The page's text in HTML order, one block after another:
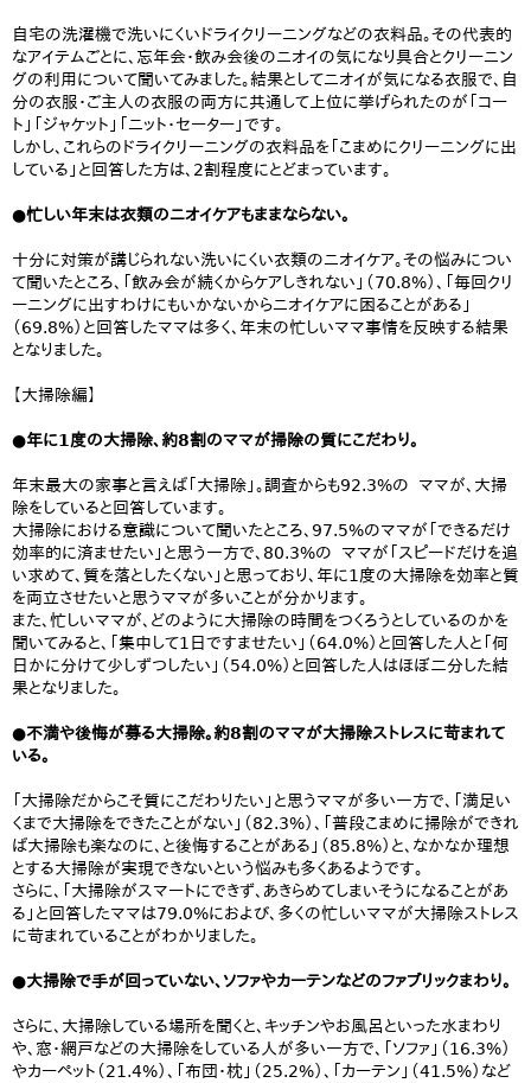
自宅の洗濯機で洗いにくいドライクリーニングなどの衣料品。その代表的
なアイテムごとに、忘年会・飲み会後のニオイの気になり具合とクリーニン
グの利用について聞いてみました。結果としてニオイが気になる衣服で、自
分の衣服・ご主人の衣服の両方に共通して上位に挙げられたのが「コー
ト」「ジャケット」「ニット・セーター」です。
しかし、これらのドライクリーニングの衣料品を「こまめにクリーニングに出
している」と回答した方は、2割程度にとどまっています。
●忙しい年末は衣類のニオイケアもままならない。
十分に対策が講じられない洗いにくい衣類のニオイケア。その悩みについ
て聞いたところ、「飲み会が続くからケアしきれない」（70.8%）、「毎回クリ
ーニングに出すわけにもいかないからニオイケアに困ることがある」
（69.8%）と回答したママは多く、年末の忙しいママ事情を反映する結果
となりました。
【大掃除編】
●年に1度の大掃除、約8割のママが掃除の質にこだわり。
年末最大の家事と言えば「大掃除」。調査からも92.3%の ママが、大掃
除をしていると回答しています。
大掃除における意識について聞いたところ、97.5%のママが「できるだけ
効率的に済ませたい」と思う一方で、80.3%の ママが「スピードだけを追
い求めて、質を落としたくない」と思っており、年に1度の大掃除を効率と質
を両立させたいと思うママが多いことが分かります。
また、忙しいママが、どのように大掃除の時間をつくろうとしているのかを
聞いてみると、「集中して1日ですませたい」（64.0%）と回答した人と「何
日かに分けて少しずつしたい」（54.0%）と回答した人はほぼ二分した結
果となりました。
●不満や後悔が募る大掃除。約8割のママが大掃除ストレスに苛まれて
いる。
「大掃除だからこそ質にこだわりたい」と思うママが多い一方で、「満足い
くまで大掃除をできたことがない」（82.3%）、「普段こまめに掃除ができれ
ば大掃除も楽なのに、と後悔することがある」（85.8%）と、なかなか理想
とする大掃除が実現できないという悩みも多くあるようです。
さらに、「大掃除がスマートにできず、あきらめてしまいそうになることがあ
る」と回答したママは79.0%におよび、多くの忙しいママが大掃除ストレス
に苛まれていることがわかりました。
●大掃除で手が回っていない、ソファやカーテンなどのファブリックまわり。
さらに、大掃除している場所を聞くと、キッチンやお風呂といった水まわり
や、窓・網戸などの大掃除をしている人が多い一方で、「ソファ」（16.3%）
やカーペット（21.4%）、「布団・枕」（25.2%）、「カーテン」（41.5%）など